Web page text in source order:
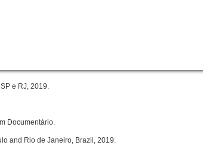
e RJ, 2019.
Documentário.
and Rio de Janeiro, Brazil, 2019.